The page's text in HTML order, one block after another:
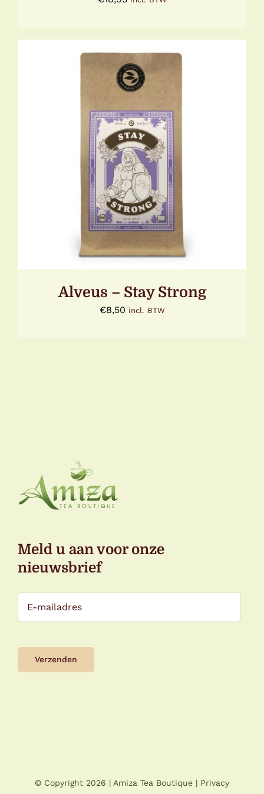
TOEVOEGEN AAN WINKELWAGEN
DETAILS
Alveus – Stay Strong
€8,50 incl. BTW
Meld u aan voor onze
nieuwsbrief
© Copyright 2026 | Amiza Tea Boutique | Privacy